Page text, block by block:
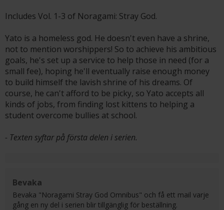
Includes Vol. 1-3 of Noragami: Stray God.
Yato is a homeless god. He doesn't even have a shrine,
not to mention worshippers! So to achieve his ambitious
goals, he's set up a service to help those in need (for a
small fee), hoping he'll eventually raise enough money
to build himself the lavish shrine of his dreams. Of
course, he can't afford to be picky, so Yato accepts all
kinds of jobs, from finding lost kittens to helping a
student overcome bullies at school.
- Texten syftar på första delen i serien.
Bevaka
Bevaka "Noragami Stray God Omnibus" och få ett mail varje
gång en ny del i serien blir tillgänglig för beställning.